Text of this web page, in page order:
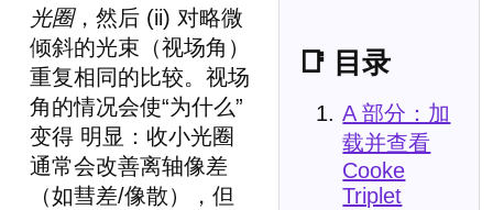
📑 目录
A 部分：加
载并查看
Cooke
Triplet
光圈，然后 (ii) 对略微
倾斜的光束（视场角）
重复相同的比较。视场
角的情况会使“为什么”
变得 明显：收小光圈
通常会改善离轴像差
（如彗差/像散），但